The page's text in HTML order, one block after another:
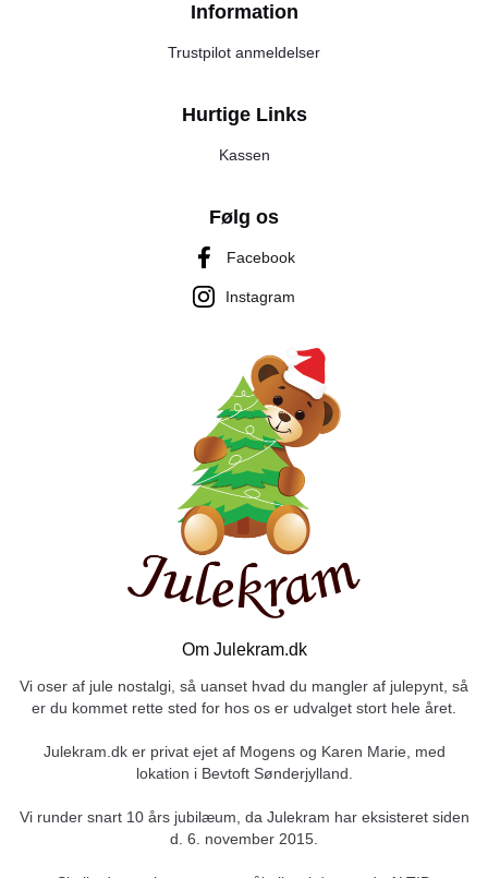
Om Julekram.dk
Vi oser af jule nostalgi, så uanset hvad du mangler af julepynt, så
er du kommet rette sted for hos os er udvalget stort hele året.
Julekram.dk er privat ejet af Mogens og Karen Marie, med
lokation i Bevtoft Sønderjylland.
Vi runder snart 10 års jubilæum, da Julekram har eksisteret siden
d. 6. november 2015.
Information
Trustpilot anmeldelser
Hurtige Links
Kassen
Følg os
Facebook
Instagram